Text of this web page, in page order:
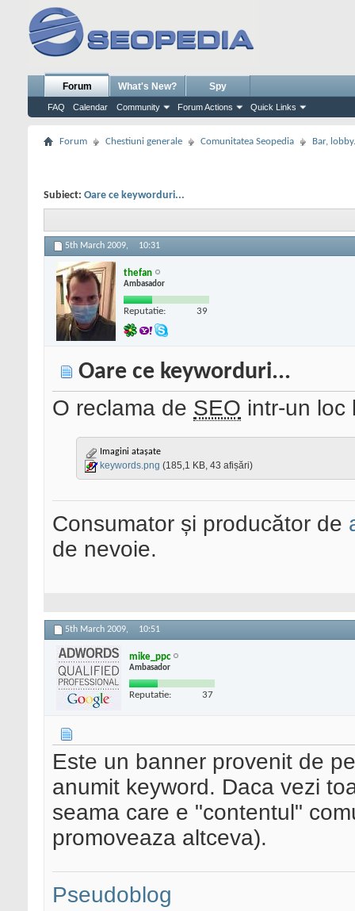
Forum
FAQ Calendar Community Forum Actions Quick Links
What's New? Spy
Forum Chestiuni generale Comunitatea Seopedia Bar,
Subiect: Oare ce keyworduri...
5th March 2009, 10:31
thefan
Ambasador
Reputatie: 39
Oare ce keyworduri...
O reclama de SEO intr-un loc
Imagini atașate
keywords.png (185,1 KB, 43 afișări)
Consumator și producător de
de nevoie.
5th March 2009, 10:51
mike_ppc
Ambasador
Reputatie: 37
Este un banner provenit de
anumit keyword. Daca vezi
seama care e "contentul"
promoveaza altceva).
Pseudoblog